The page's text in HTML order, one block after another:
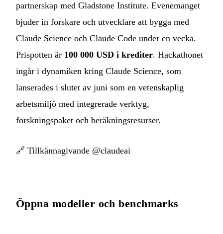
partnerskap med Gladstone Institute. Evenemanget
bjuder in forskare och utvecklare att bygga med
Claude Science och Claude Code under en vecka.
Prispotten är 100 000 USD i krediter. Hackathonet
ingår i dynamiken kring Claude Science, som
lanserades i slutet av juni som en vetenskaplig
arbetsmiljö med integrerade verktyg,
forskningspaket och beräkningsresurser.
🔗 Tillkännagivande @claudeai
Öppna modeller och benchmarks